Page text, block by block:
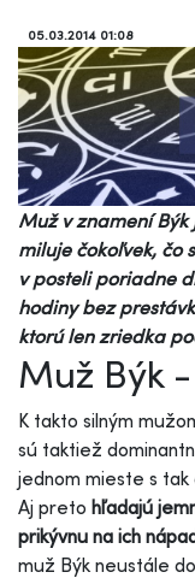
05.03.2014 01:08
Muž v znamení
miluje čokoľvek, čo
v posteli poriadne
hodiny bez
ktorú len zriedka
Muž Býk
K takto silným
sú taktiež
jednom mieste s tak
Aj preto hľadajú
prikývnu na ich
muž Býk neustále